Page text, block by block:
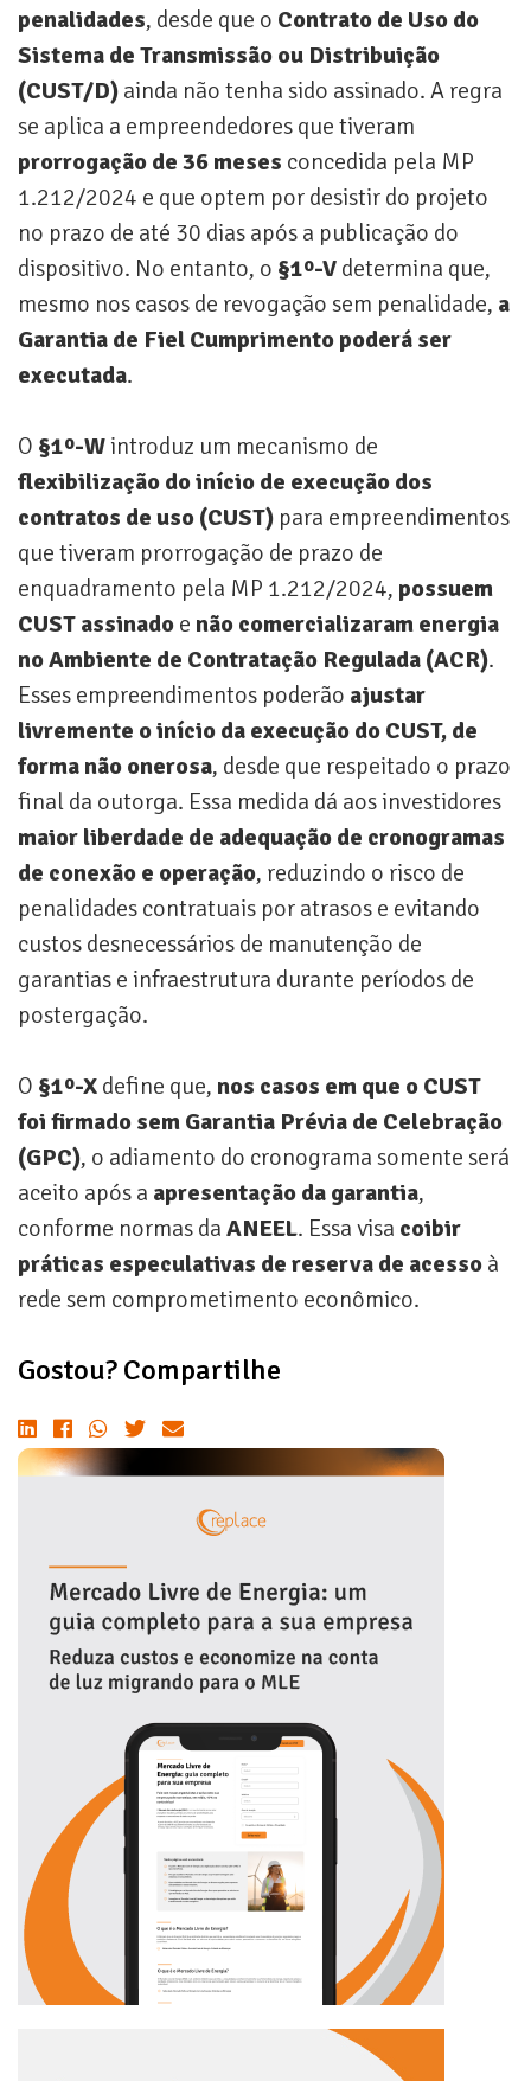
penalidades, desde que o Contrato de Uso do
Sistema de Transmissão ou Distribuição
(CUST/D) ainda não tenha sido assinado. A regra
se aplica a empreendedores que tiveram
prorrogação de 36 meses concedida pela MP
1.212/2024 e que optem por desistir do projeto
no prazo de até 30 dias após a publicação do
dispositivo. No entanto, o §1º-V determina que,
mesmo nos casos de revogação sem penalidade, a
Garantia de Fiel Cumprimento poderá ser
executada.
O §1º-Wintroduz um mecanismo de
flexibilização do início de execução dos
contratos de uso (CUST) para empreendimentos
que tiveram prorrogação de prazo de
enquadramento pela MP 1.212/2024, possuem
CUST assinado e não comercializaram energia
no Ambiente de Contratação Regulada (ACR).
Esses empreendimentos poderão ajustar
livremente o início da execução do CUST, de
forma não onerosa, desde que respeitado o prazo
final da outorga. Essa medida dá aos investidores
maior liberdade de adequação de cronogramas
de conexão e operação, reduzindo o risco de
penalidades contratuais por atrasos e evitando
custos desnecessários de manutenção de
garantias e infraestrutura durante períodos de
postergação.
O §1º-X define que, nos casos em que o CUST
foi firmado sem Garantia Prévia de Celebração
(GPC), o adiamento do cronograma somente será
aceito após a apresentação da garantia,
conforme normas da ANEEL. Essa visa coibir
práticas especulativas de reserva de acesso à
rede sem comprometimento econômico.
Gostou? Compartilhe